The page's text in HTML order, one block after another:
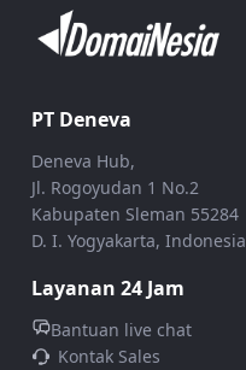
PT Deneva
Deneva Hub,
Jl. Rogoyudan 1 No.2
Kabupaten Sleman 55284
D. I. Yogyakarta, Indonesia
Layanan 24 Jam
Bantuan live chat
Kontak Sales